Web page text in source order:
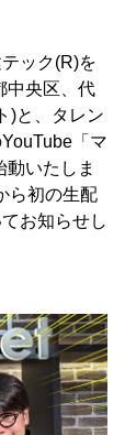
ック(R)を
中央区、代
)と、タレン
「マ
いたしま
ら初の生配
お知らせし